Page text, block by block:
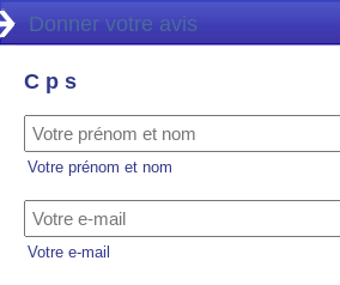
Donner votre avis
C p s
Votre prénom et nom
Votre e-mail